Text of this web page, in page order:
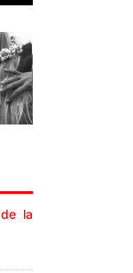
la